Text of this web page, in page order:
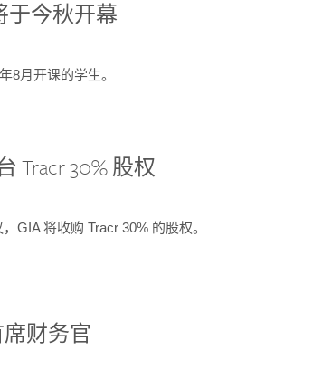
于今秋开幕
8月开课的学生。
Tracr 30% 股权
GIA 将收购 Tracr 30% 的股权。
席财务官